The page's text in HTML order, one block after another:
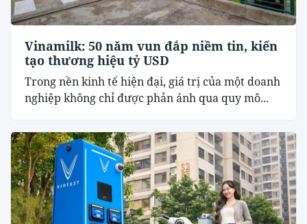
Vinamilk: 50 năm vun đắp niềm tin, kiến
tạo thương hiệu tỷ USD
Trong nền kinh tế hiện đại, giá trị của một doanh
nghiệp không chỉ được phản ánh qua quy mô...